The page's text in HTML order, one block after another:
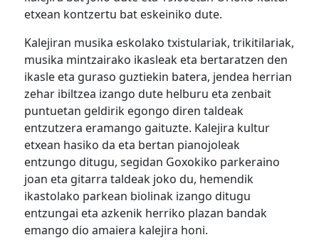
etxean kontzertu bat eskeiniko dute.
Kalejiran musika eskolako txistulariak, trikitilariak,
musika mintzairako ikasleak eta bertaratzen den
ikasle eta guraso guztiekin batera, jendea herrian
zehar ibiltzea izango dute helburu eta zenbait
puntuetan geldirik egongo diren taldeak
entzutzera eramango gaituzte. Kalejira kultur
etxean hasiko da eta bertan pianojoleak
entzungo ditugu, segidan Goxokiko parkeraino
joan eta gitarra taldeak joko du, hemendik
ikastolako parkean biolinak izango ditugu
entzungai eta azkenik herriko plazan bandak
emango dio amaiera kalejira honi.